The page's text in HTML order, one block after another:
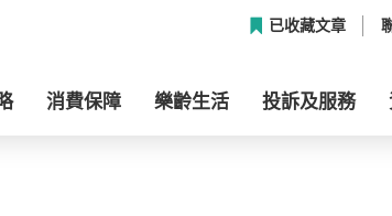
已收藏文章
消費保障 樂齡生活 投訴及服務